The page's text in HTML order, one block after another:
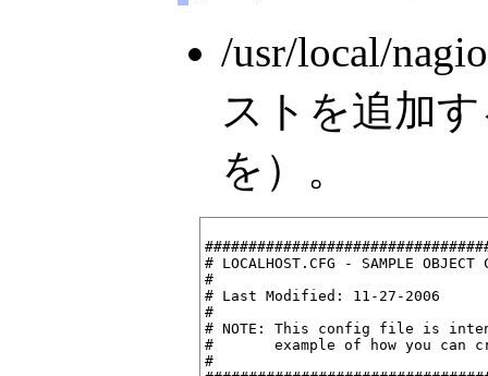
/usr/local/
ストを追加
を）。